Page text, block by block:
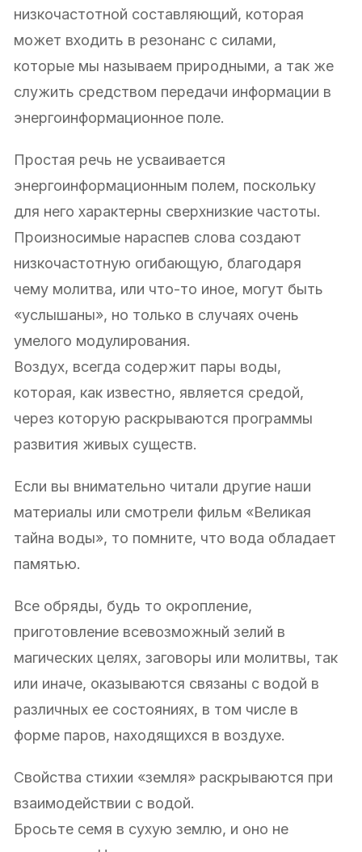
низкочастотной составляющий, которая
может входить в резонанс с силами,
которые мы называем природными, а так же
служить средством передачи информации в
энергоинформационное поле.
Простая речь не усваивается
энергоинформационным полем, поскольку
для него характерны сверхнизкие частоты.
Произносимые нараспев слова создают
низкочастотную огибающую, благодаря
чему молитва, или что-то иное, могут быть
«услышаны», но только в случаях очень
умелого модулирования.
Воздух, всегда содержит пары воды,
которая, как известно, является средой,
через которую раскрываются программы
развития живых существ.
Если вы внимательно читали другие наши
материалы или смотрели фильм «Великая
тайна воды», то помните, что вода обладает
памятью.
Все обряды, будь то окропление,
приготовление всевозможный зелий в
магических целях, заговоры или молитвы, так
или иначе, оказываются связаны с водой в
различных ее состояниях, в том числе в
форме паров, находящихся в воздухе.
Свойства стихии «земля» раскрываются при
взаимодействии с водой.
Бросьте семя в сухую землю, и оно не